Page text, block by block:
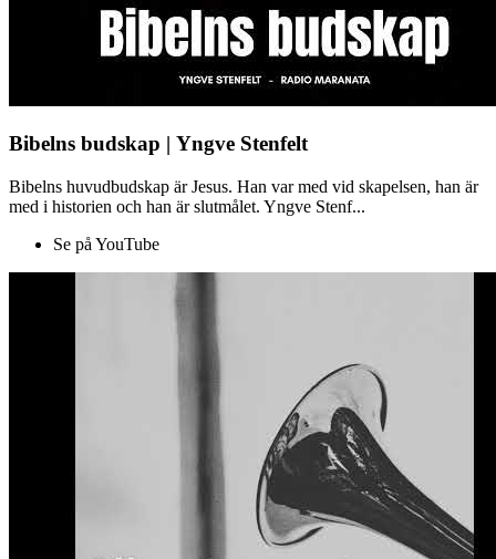
Bibelns budskap | Yngve Stenfelt
Bibelns huvudbudskap är Jesus. Han var med vid skapelsen, han är
med i historien och han är slutmålet. Yngve Stenf...
Se på YouTube